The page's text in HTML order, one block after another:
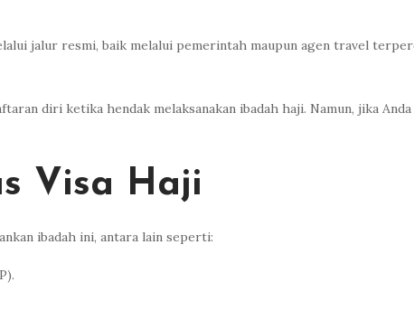
jalur resmi, baik melalui pemerintah maupun agen travel
diri ketika hendak melaksanakan ibadah haji. Namun, jika
Visa Haji
ibadah ini, antara lain seperti: